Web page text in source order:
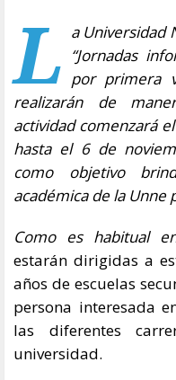
L a Universidad
“Jornadas
por primera
realizarán de
actividad comenzará
hasta el 6 de
como objetivo
académica de la Unne
Como es habitual
estarán dirigidas a
años de escuelas
persona interesada
las diferentes
universidad.